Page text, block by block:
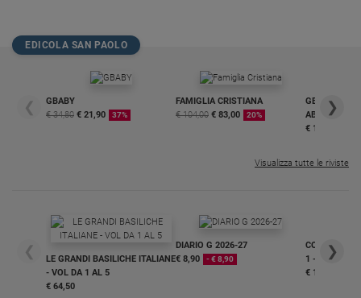
EDICOLA SAN PAOLO
❮
GBABY
€ 34,80 € 21,90 37%
FAMIGLIA CRISTIANA
€ 104,00 € 83,00 20%
GBABY
€ 16,99
❯
Visualizza tutte le riviste
❮
LE GRANDI BASILICHE ITALIANE
- VOL DA 1 AL 5
€ 64,50
DIARIO G 2026-27
€ 8,90
- € 8,90
COLLANA
1 - 2
€ 18,50
❯